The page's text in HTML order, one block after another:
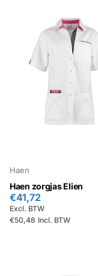
Haen
Haen zorgjas Elien
€50,48 Incl. BTW
€41,72
Excl. BTW